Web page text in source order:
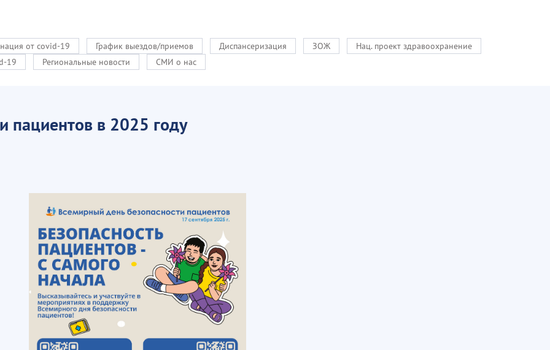
от covid-19 График выездов/приемов Диспансеризация ЗОЖ
Нац. проект здравоохранение
19 Региональные новости СМИ о нас
пациентов в 2025 году